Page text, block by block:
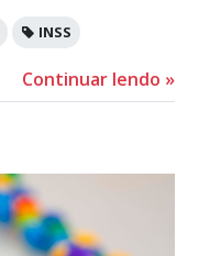
INSS
Continuar lendo »